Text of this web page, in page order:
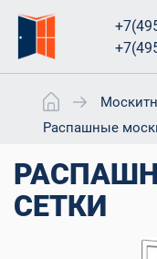
Распашные
СЕТКИ